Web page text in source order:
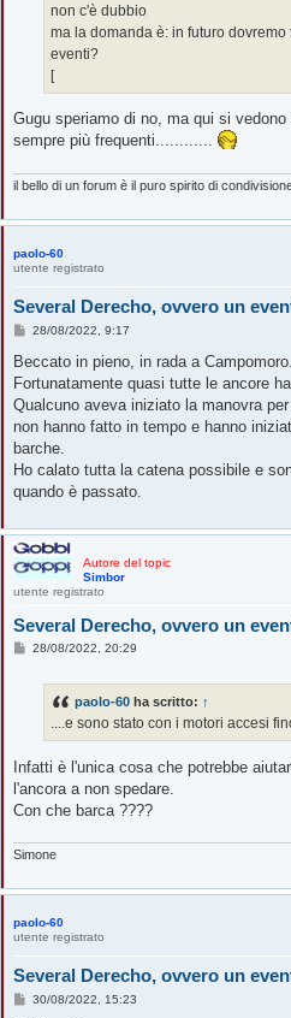
non c'è dubbio
ma la domanda è: in futuro
eventi?
[
Gugu speriamo di no, ma qui si
sempre più frequenti............
il bello di un forum è il puro spirito di
paolo-60
utente registrato
Several Derecho, ovvero un
M
s
a
g
i
o
28/08/2022, 9:17
Beccato in pieno, in rada a Campomoro.
Fortunatamente quasi tutte le ancore
Qualcuno aveva iniziato la manovra
non hanno fatto in tempo e hanno
barche.
Ho calato tutta la catena possibile e
quando è passato.
Autore del topic
Simbor
utente registrato
Several Derecho, ovvero un
M
o
28/08/2022, 20:29
paolo-60 ha scritto: ↑
....e sono stato con i motori accesi
Infatti è l'unica cosa che potrebbe
l'ancora a non spedare.
Con che barca ????
Simone
paolo-60
utente registrato
Several Derecho, ovvero un
M30/08/2022, 15:23